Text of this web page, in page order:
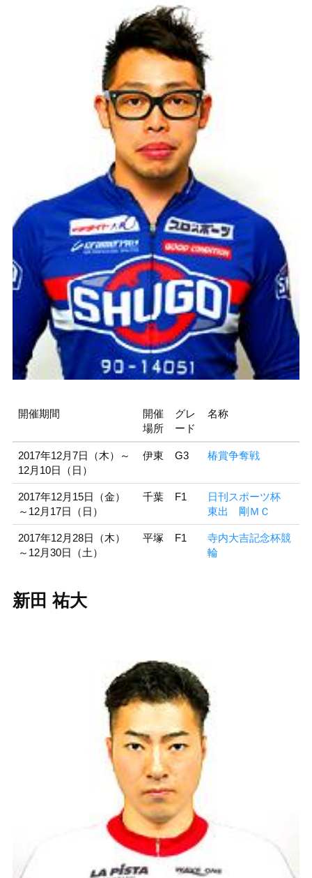
開催期間
開催
場所
グレ
ード
名称
2017年12月7日（木）～
12月10日（日）
伊東 G3 椿賞争奪戦
2017年12月15日（金）
～12月17日（日）
千葉 F1
日刊スポーツ杯
東出 剛ＭＣ
2017年12月28日（木）
～12月30日（土）
平塚 F1
寺内大吉記念杯競
輪
新田 祐大